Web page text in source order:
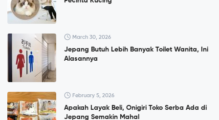
March 30, 2026
Jepang Butuh Lebih Banyak Toilet Wanita, Ini
Alasannya
February 5, 2026
Apakah Layak Beli, Onigiri Toko Serba Ada di
Jepang Semakin Mahal